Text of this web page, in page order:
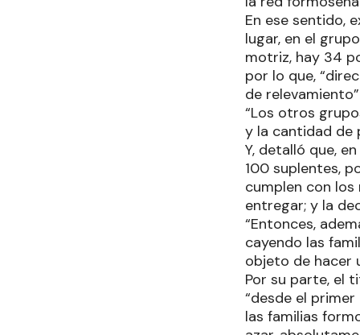
En ese sentido,
lugar, en el
motriz, hay 34
por lo que,
de
“Los otros
y la cantidad de
Y, detalló que,
100 suplentes,
cumplen con
entregar; y la
“Entonces,
cayendo las
objeto de hacer
Por su parte, el
“desde el
las familias